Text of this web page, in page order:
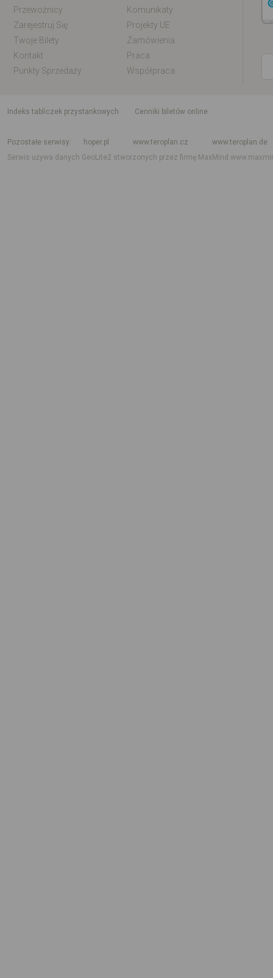
Przewoźnicy
Komunikaty
Zarejestruj Się
Projekty UE
Twoje Bilety
Zamówienia
Kontakt
Praca
Punkty Sprzedaży
Współpraca
indeks tabliczek przystankowych
Cenniki biletów online
Pozostałe serwisy
hoper.pl www.teroplan.cz
www.teroplan.de
Serwis używa danych GeoLite2 stworzonych przez firmę MaxMind